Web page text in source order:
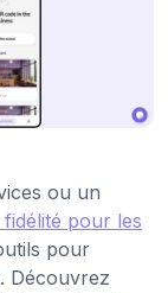
ou un
pour les
pour
Découvrez